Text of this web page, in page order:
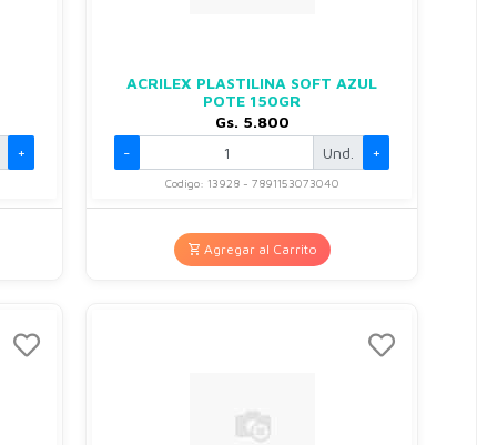
+
ACRILEX PLASTILINA SOFT AZUL
POTE 150GR
Gs. 5.800
-
Und. +
Codigo: 13928 - 7891153073040
Agregar al Carrito